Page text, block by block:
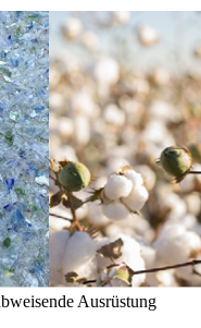
Ausrüstung